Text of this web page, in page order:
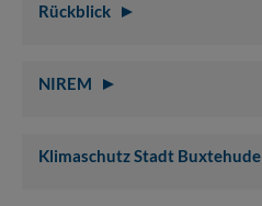
Rückblick
NIREM
Klimaschutz Stadt Buxtehude